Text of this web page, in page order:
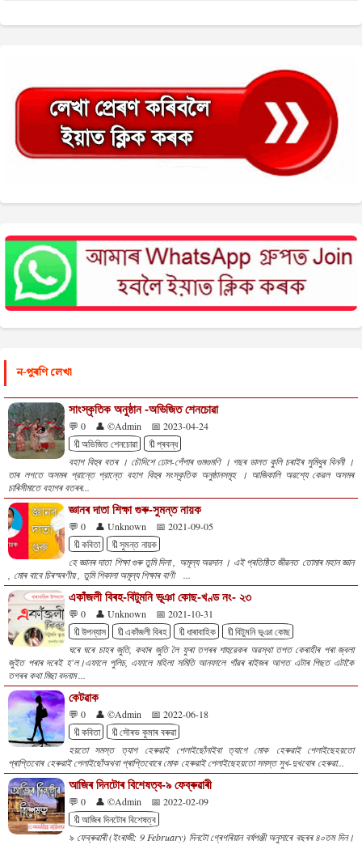
ন-পুৰণি লেখা
সাংস্কৃতিক অনুষ্ঠান -অভিজিত শেনচোৱা
💬 0 👤 ©Admin
📅 2023-04-24
🔖অভিজিত শেনচোৱা
🔖প্ৰবন্ধ
বহাগ বিহুৰ বতৰ । চৌদিশে ঢোল-পেঁপাৰ গুমগুমণি । গছৰ ডালত কুলি চৰাইৰ সুমিধুৰ বিননী ।
তাৰ লগতে অসমৰ প্রান্তে প্রান্তে বহাগ বিহুৰ সংস্কৃতিক অনুষ্ঠানসমূহ । আজিকালি অৱশ্যে কেৱল অসমৰ
চাৰিসীমাতে বহাগৰ বতৰৰ...
জ্ঞানৰ দাতা শিক্ষা গুৰু-সুমন্ত নায়ক
💬 0 👤 Unknown
📅 2021-09-05
🔖কবিতা
🔖সুমন্ত নায়ক
হে জ্ঞানৰ দাতা শিক্ষা গুৰু তুমি দিলা , অমূল্য অৱদান । এই প্ৰতিষ্ঠিত জীৱনত তোমাৰ মহান জ্ঞান
, মোৰ বাবে চিৰস্মৰণীয় , তুমি শিকালা অমূল্য শিক্ষাৰ বাণী ...
একাঁজলী বিৰহ-বিটুমনি ভূঞা কোছ-খণ্ড নং- ২৩
💬 0 👤 Unknown
📅 2021-10-31
🔖উপন্যাস
🔖একাঁজলী বিৰহ 🔖ধাৰাবাহিক
🔖বিটুমনি ভূঞা কোছ
ঘৰে ঘৰে চাহৰ জুতি, কথাৰ জুতি লৈ ফুৰা তগৰৰ শাহুৱেকৰ অৱস্থা তপত কেৰাহীৰ পৰা জ্বলা
জুইত পৰাৰ দৰেই হ'ল।এফালে পুলিচ, এফালে মহিলা সমিতি আনফালে গাঁৱৰ ৰাইজৰ আগত এটাৰ পিছত এটাকৈ
তগৰৰ কথা মিছা বদনাম ...
কেটৱাক
💬 0 👤 ©Admin
📅 2022-06-18
🔖কবিতা
🔖সৌৰভ কুমাৰ বৰুৱা
হয়তো সমস্ত ত্যাগ হেৰুৱাই পেলাইছোঁনাইবা ত্যাগে মোক হেৰুৱাই পেলাইছেহয়তো
প্ৰাপ্তিবোৰ হেৰুৱাই পেলাইছোঁঅথবা প্ৰাপ্তিবোৰে মোক হেৰুৱাই পেলাইছেহয়তো সমস্ত সুখ-দুখবোৰ হেৰুৱা...
আজিৰ দিনটোৰ বিশেষত্ব-৯ ফেব্ৰুৱাৰী
💬 0 👤 ©Admin
📅 2022-02-09
🔖আজিৰ দিনটোৰ বিশেষত্ব
৯ ফেব্ৰুৱাৰী (ইংৰাজী: 9 February) দিনটো গ্ৰেগৰিয়ান বৰ্ষপঞ্জী অনুসাৰে বছৰৰ ৪০তম দিন।